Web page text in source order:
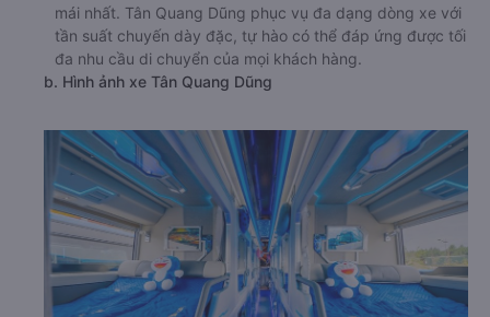
mái nhất. Tân Quang Dũng phục vụ đa dạng dòng xe với
tần suất chuyến dày đặc, tự hào có thể đáp ứng được tối
đa nhu cầu di chuyển của mọi khách hàng.
b. Hình ảnh xe Tân Quang Dũng